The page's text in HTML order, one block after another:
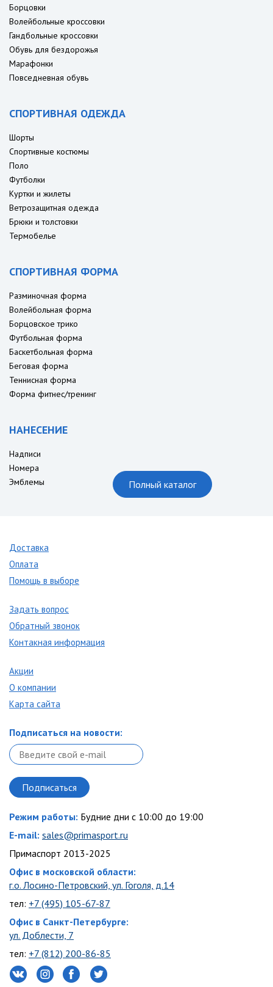
Борцовки
Волейбольные кроссовки
Гандбольные кроссовки
Обувь для бездорожья
Марафонки
Повседневная обувь
СПОРТИВНАЯ ОДЕЖДА
Шорты
Спортивные костюмы
Поло
Футболки
Куртки и жилеты
Ветрозащитная одежда
Брюки и толстовки
Термобелье
СПОРТИВНАЯ ФОРМА
Разминочная форма
Волейбольная форма
Борцовское трико
Футбольная форма
Баскетбольная форма
Беговая форма
Теннисная форма
Форма фитнес/тренинг
НАНЕСЕНИЕ
Надписи
Номера
Эмблемы
Полный каталог
Доставка
Оплата
Помощь в выборе
Задать вопрос
Обратный звонок
Контакная информация
Акции
О компании
Карта сайта
Подписаться на новости:
Режим работы: Будние дни с 10:00 до 19:00
E-mail: sales@primasport.ru
Примаспорт 2013-2025
Офис в московской области:
г.о. Лосино-Петровский, ул. Гоголя, д.14
тел: +7 (495) 105-67-87
Офис в Санкт-Петербурге:
ул. Доблести, 7
тел: +7 (812) 200-86-85